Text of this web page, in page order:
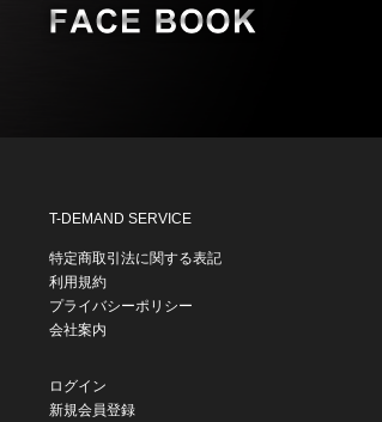
T-DEMAND SERVICE
特定商取引法に関する表記
利用規約
プライバシーポリシー
会社案内
ログイン
新規会員登録